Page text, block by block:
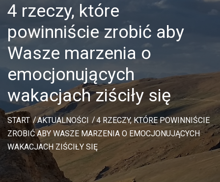
4 rzeczy, które
powinniście zrobić aby
Wasze marzenia o
emocjonujących
wakacjach ziściły się
START AKTUALNOŚCI
4 RZECZY, KTÓRE POWINNIŚCIE
ZROBIĆ ABY WASZE MARZENIA O EMOCJONUJĄCYCH
WAKACJACH ZIŚCIŁY SIĘ